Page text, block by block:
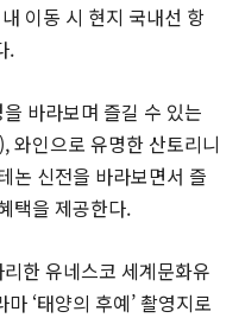
이동 시 현지 국내선 항
.
바라보며 즐길 수 있는
와인으로 유명한 산토리니
논 신전을 바라보면서 즐
택을 제공한다.
한 유네스코 세계문화유
‘태양의 후예’ 촬영지로